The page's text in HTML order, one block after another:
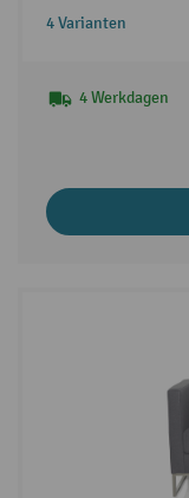
4 Varianten
4 Werkdagen